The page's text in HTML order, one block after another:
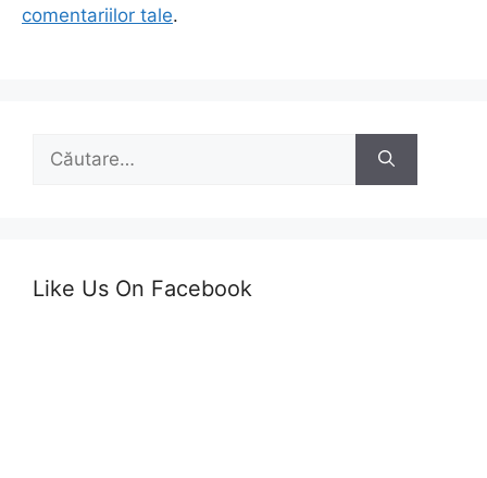
comentariilor tale.
după:
Like Us On Facebook